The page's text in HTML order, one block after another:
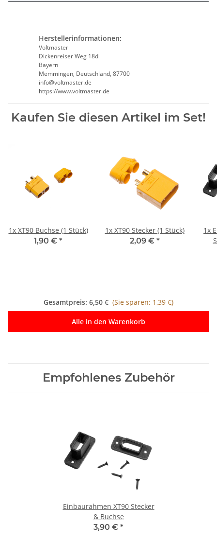
Herstellerinformationen:
Voltmaster
Dickenreiser Weg 18d
Bayern
Memmingen, Deutschland, 87700
info@voltmaster.de
https://www.voltmaster.de
Kaufen Sie diesen Artikel im Set!
1x XT90 Buchse (1 Stück)
1,90 € *
1x XT90 Stecker (1 Stück)
2,09 € *
1x
Gesamtpreis: 6,50 € (Sie sparen: 1,39 €)
Alle in den Warenkorb
Empfohlenes Zubehör
Einbaurahmen XT90 Stecker
& Buchse
3,90 € *